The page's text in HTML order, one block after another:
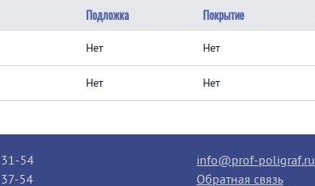
Подложка Покрытие
Нет Нет
Нет Нет
54
54
info@prof-poligraf.ru
Обратная связь